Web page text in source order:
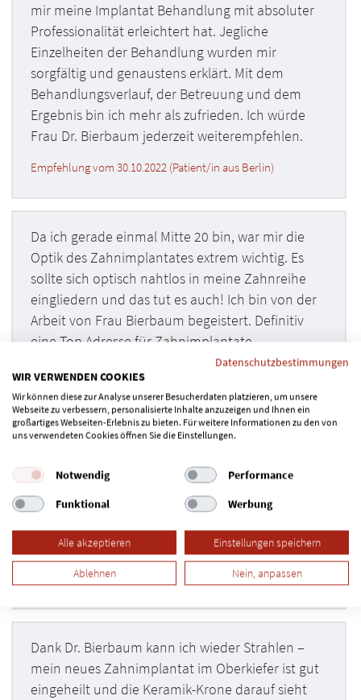
mir meine Implantat Behandlung mit absoluter
Professionalität erleichtert hat. Jegliche
Einzelheiten der Behandlung wurden mir
sorgfältig und genaustens erklärt. Mit dem
Behandlungsverlauf, der Betreuung und dem
Ergebnis bin ich mehr als zufrieden. Ich würde
Frau Dr. Bierbaum jederzeit weiterempfehlen.
Empfehlung vom 30.10.2022 (Patient/in aus Berlin)
Da ich gerade einmal Mitte 20 bin, war mir die
Optik des Zahnimplantates extrem wichtig. Es
sollte sich optisch nahtlos in meine Zahnreihe
eingliedern und das tut es auch! Ich bin von der
Arbeit von Frau Bierbaum begeistert. Definitiv
eine Top Adresse für Zahnimplantate.
Empfehlung vom 28.02.2021 (Patient/in aus Berlin)
Frau Bierbaum hat mir ein Zahnimplantat
eingesetzt, ich bin mehr als zufrieden bei ihr in
der Praxis. Ich hatte bei dem Eingriff etwas Angst,
sie hat mir während der Behandlung dann Schritt
für Schritt alles erklärt und mich beruhigt, es lief
alles super.
Empfehlung vom 28.10.2020 (Patient/in aus Berlin)
Dank Dr. Bierbaum kann ich wieder Strahlen –
mein neues Zahnimplantat im Oberkiefer ist gut
eingeheilt und die Keramik-Krone darauf sieht
Datenschutzbestimmungen
WIR VERWENDEN COOKIES
Wir können diese zur Analyse unserer Besucherdaten platzieren, um unsere
Webseite zu verbessern, personalisierte Inhalte anzuzeigen und Ihnen ein
großartiges Webseiten-Erlebnis zu bieten. Für weitere Informationen zu den von
uns verwendeten Cookies öffnen Sie die Einstellungen.
Notwendig
Performance
Funktional
Werbung
Alle akzeptieren Einstellungen speichern
Ablehnen Nein, anpassen